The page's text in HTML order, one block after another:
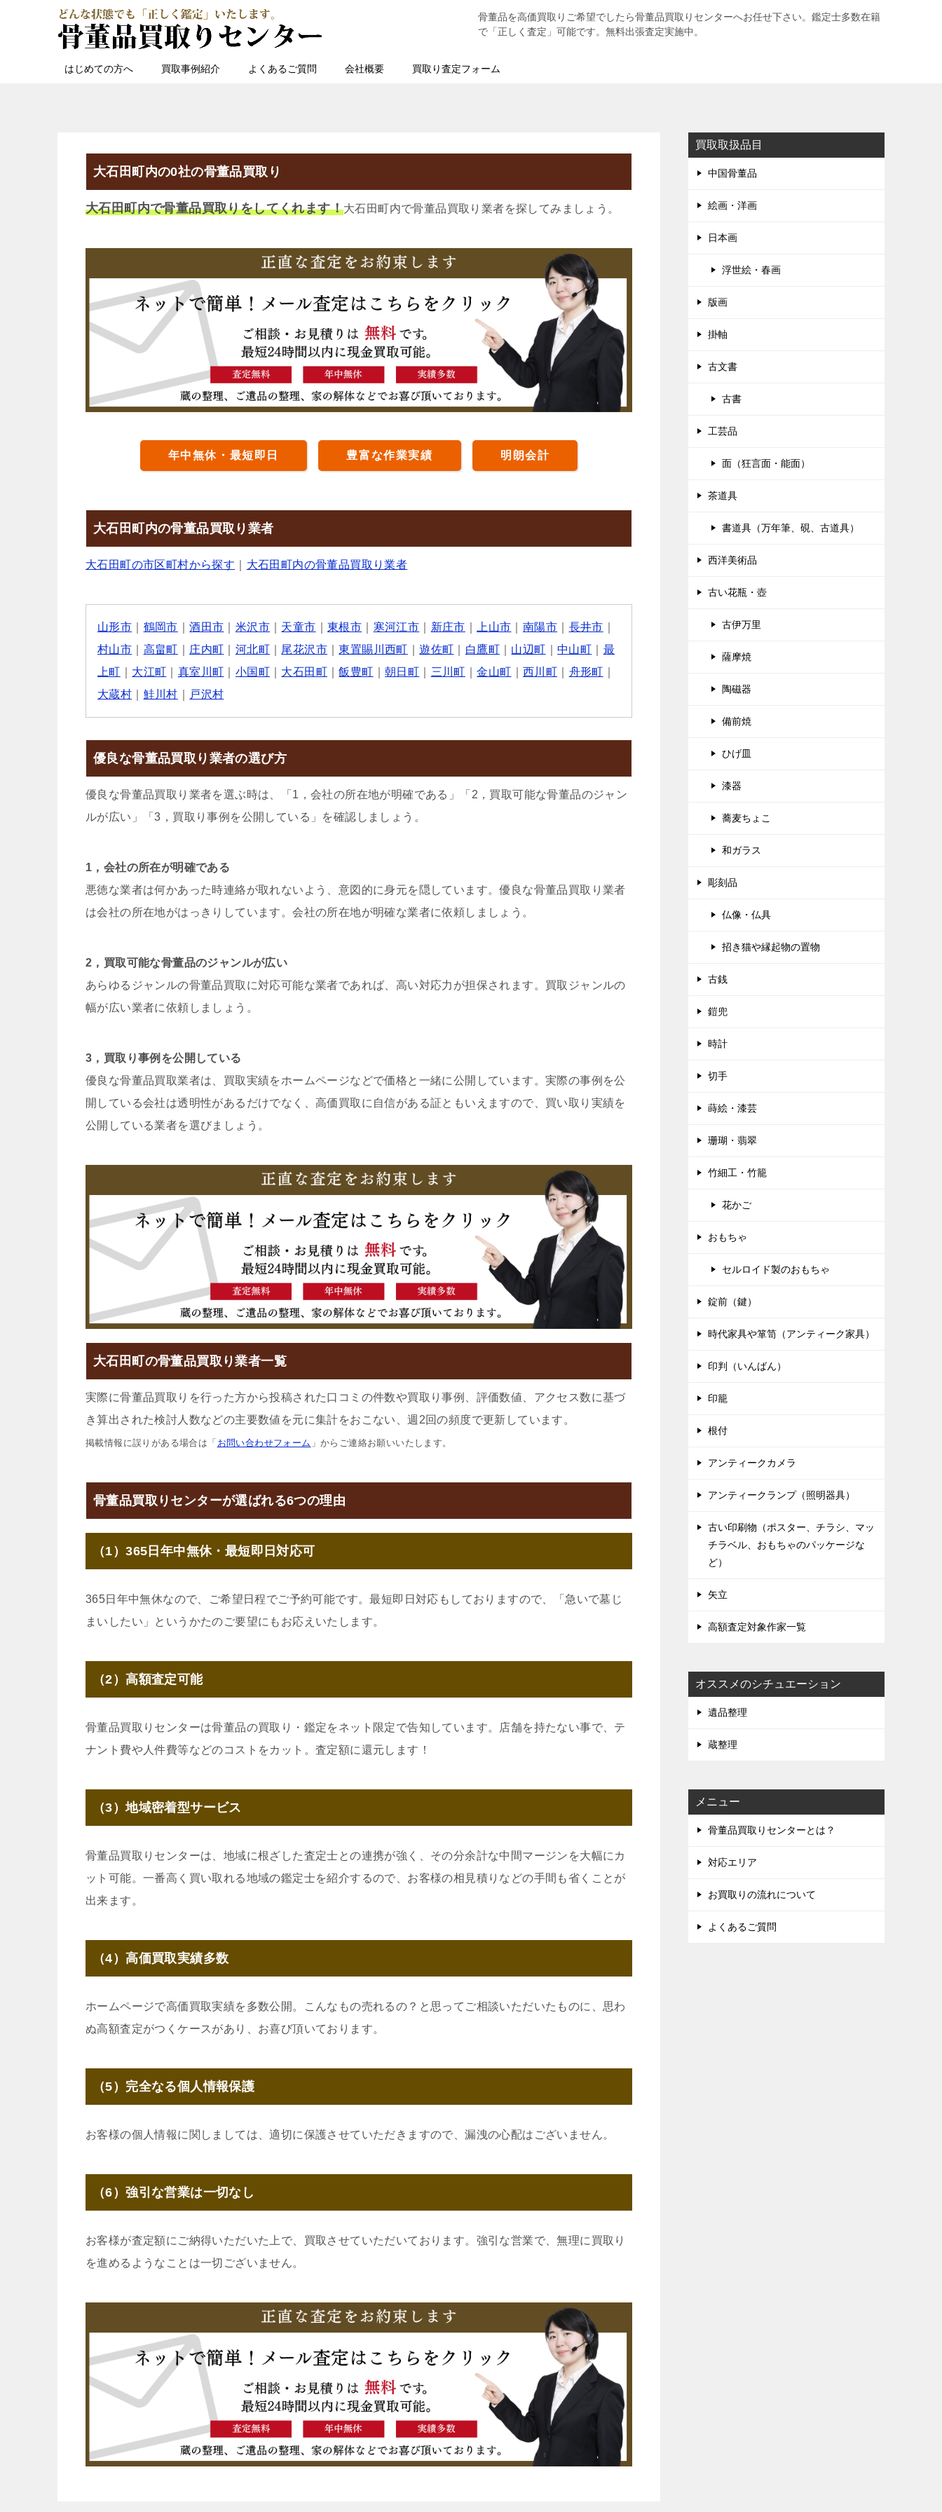
骨董品を高価買取りご希望でしたら骨董品買取りセンターへお任せ下さい。鑑定士多数在籍
で「正しく査定」可能です。無料出張査定実施中。
はじめての方へ 買取事例紹介 よくあるご質問 会社概要 買取り査定フォーム
大石田町内の0社の骨董品買取り
大石田町内で骨董品買取りをしてくれます！大石田町内で骨董品買取り業者を探してみましょう。
年中無休・最短即日 豊富な作業実績 明朗会計
大石田町内の骨董品買取り業者
大石田町の市区町村から探す 大石田町内の骨董品買取り業者
山形市 鶴岡市 ｜酒田市 米沢市 天童市 ｜東根市 寒河江市 新庄市 上山市 南陽市 長井市
村山市
高畠町 庄内町 河北町 尾花沢市 ｜東置賜川西町 ｜遊佐町 白鷹町 山辺町 ｜中山町
最
上町
大江町 真室川町 小国町 大石田町 ｜飯豊町 ｜朝日町 三川町 ｜金山町 西川町 舟形町
大蔵村
鮭川村 戸沢村
優良な骨董品買取り業者の選び方
優良な骨董品買取り業者を選ぶ時は、「1，会社の所在地が明確である」「2，買取可能な骨董品のジャン
ルが広い」「3，買取り事例を公開している」を確認しましょう。
1，会社の所在が明確である
悪徳な業者は何かあった時連絡が取れないよう、意図的に身元を隠しています。優良な骨董品買取り業者
は会社の所在地がはっきりしています。会社の所在地が明確な業者に依頼しましょう。
2，買取可能な骨董品のジャンルが広い
あらゆるジャンルの骨董品買取に対応可能な業者であれば、高い対応力が担保されます。買取ジャンルの
幅が広い業者に依頼しましょう。
3，買取り事例を公開している
優良な骨董品買取業者は、買取実績をホームページなどで価格と一緒に公開しています。実際の事例を公
開している会社は透明性があるだけでなく、高価買取に自信がある証ともいえますので、買い取り実績を
公開している業者を選びましょう。
大石田町の骨董品買取り業者一覧
実際に骨董品買取りを行った方から投稿された口コミの件数や買取り事例、評価数値、アクセス数に基づ
き算出された検討人数などの主要数値を元に集計をおこない、週2回の頻度で更新しています。
掲載情報に誤りがある場合は「 お問い合わせフォーム 」からご連絡お願いいたします。
骨董品買取りセンターが選ばれる6つの理由
（1）365日年中無休・最短即日対応可
365日年中無休なので、ご希望日程でご予約可能です。最短即日対応もしておりますので、「急いで墓じ
まいしたい」というかたのご要望にもお応えいたします。
（2）高額査定可能
骨董品買取りセンターは骨董品の買取り・鑑定をネット限定で告知しています。店舗を持たない事で、テ
ナント費や人件費等などのコストをカット。査定額に還元します！
（3）地域密着型サービス
骨董品買取りセンターは、地域に根ざした査定士との連携が強く、その分余計な中間マージンを大幅にカ
ット可能。一番高く買い取れる地域の鑑定士を紹介するので、お客様の相見積りなどの手間も省くことが
出来ます。
（4）高価買取実績多数
ホームページで高価買取実績を多数公開。こんなもの売れるの？と思ってご相談いただいたものに、思わ
ぬ高額査定がつくケースがあり、お喜び頂いております。
（5）完全なる個人情報保護
お客様の個人情報に関しましては、適切に保護させていただきますので、漏洩の心配はございません。
（6）強引な営業は一切なし
お客様が査定額にご納得いただいた上で、買取させていただいております。強引な営業で、無理に買取り
を進めるようなことは一切ございません。
買取取扱品目
中国骨董品
絵画・洋画
日本画
浮世絵・春画
版画
掛軸
古文書
古書
工芸品
面（狂言面・能面）
茶道具
書道具（万年筆、硯、古道具）
西洋美術品
古い花瓶・壺
古伊万里
薩摩焼
陶磁器
備前焼
ひげ皿
漆器
蕎麦ちょこ
和ガラス
彫刻品
仏像・仏具
招き猫や縁起物の置物
古銭
鎧兜
時計
切手
蒔絵・漆芸
珊瑚・翡翠
竹細工・竹籠
花かご
おもちゃ
セルロイド製のおもちゃ
錠前（鍵）
時代家具や箪笥（アンティーク家具）
印判（いんばん）
印籠
根付
アンティークカメラ
アンティークランプ（照明器具）
古い印刷物（ポスター、チラシ、マッ
チラベル、おもちゃのパッケージな
ど）
矢立
高額査定対象作家一覧
オススメのシチュエーション
遺品整理
蔵整理
メニュー
骨董品買取りセンターとは？
対応エリア
お買取りの流れについて
よくあるご質問